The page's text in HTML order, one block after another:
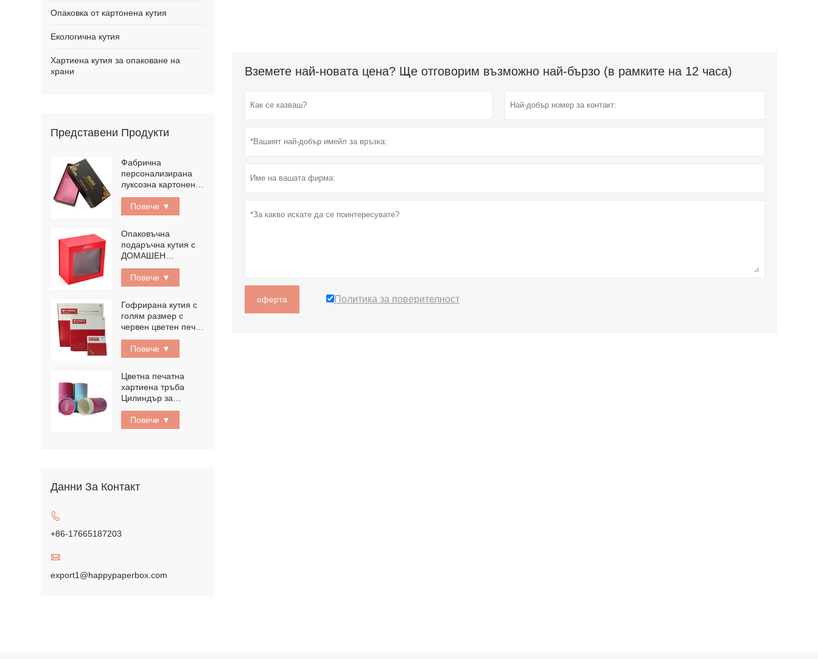
Вземете най-новата цена? Ще отговорим възможно най-бързо (в рамките на 12 часа)
оферта Политика за поверителност
Опаковка от картонена кутия
Екологична кутия
Хартиена кутия за опаковане на
храни
Представени Продукти
Фабрична
персонализирана
луксозна картонена
подаръчна
хартиена кутия
Повече ▼
Опаковъчна
подаръчна кутия с
ДОМАШЕН
ЛЮБИМЕЦ
прозорец магнитна
опаковъчна кутия
Повече ▼
Гофрирана кутия с
голям размер с
червен цветен печат
Кутия от велпапе
Повече ▼
Цветна печатна
хартиена тръба
Цилиндър за
експортно качество
Повече ▼
Данни За Контакт

+86-17665187203

export1@happypaperbox.com